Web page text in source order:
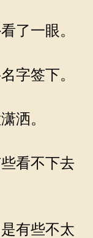
了一眼。
字签下。
洒。
看不下去
有些不太